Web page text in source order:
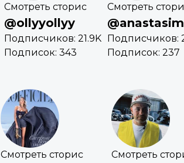
Смотреть сторис
@ollyyollyy
Подписчиков: 21.9K
Подписок: 343
Смотреть
Подписчиков:
Подписок: 237
Смотреть сторис Смотреть